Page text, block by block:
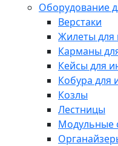
Оборудование
Верстаки
Жилеты для
Карманы
Кейсы для
Кобура для
Козлы
Лестницы
Модульные